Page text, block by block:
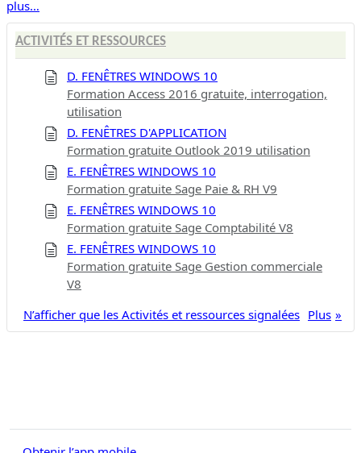
plus…
ACTIVITÉS ET RESSOURCES
D. FENÊTRES WINDOWS 10
Formation Access 2016 gratuite, interrogation,
utilisation
D. FENÊTRES D'APPLICATION
Formation gratuite Outlook 2019 utilisation
E. FENÊTRES WINDOWS 10
Formation gratuite Sage Paie & RH V9
E. FENÊTRES WINDOWS 10
Formation gratuite Sage Comptabilité V8
E. FENÊTRES WINDOWS 10
Formation gratuite Sage Gestion commerciale
V8
Plus
N’afficher que les Activités et ressources signalées